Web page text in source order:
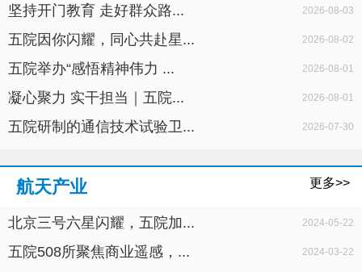
坚持开门教育 走好群众路... 2026-08-03
五院因你闪耀，同心共赴星... 2026-08-02
五院举办“感悟精神伟力 ... 2026-08-01
凝心聚力 实干担当｜五院... 2026-08-01
五院研制的通信技术试验卫... 2026-07-30
航天产业 更多>>
北京三号六星闪耀，五院加... 2024-05-22
五院508所聚焦商业遥感，... 2024-03-22